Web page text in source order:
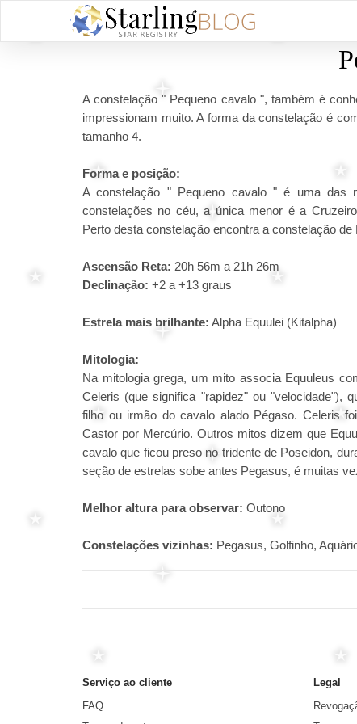
A constelação " Pequeno cavalo ", também é
impressionam muito. A forma da constelação é
tamanho 4.
Forma e posição:
A constelação " Pequeno cavalo " é uma das
constelações no céu, a única menor é a
Perto desta constelação encontra a constelação de
Ascensão Reta: 20h 56m a 21h 26m
Declinação: +2 a +13 graus
Estrela mais brilhante: Alpha Equulei (Kitalpha)
Mitologia:
Na mitologia grega, um mito associa Equuleus
Celeris (que significa "rapidez" ou "velocidade"),
filho ou irmão do cavalo alado Pégaso. Celeris
Castor por Mercúrio. Outros mitos dizem que
cavalo que ficou preso no tridente de Poseidon,
seção de estrelas sobe antes Pegasus, é muitas
Melhor altura para observar: Outono
Constelações vizinhas: Pegasus, Golfinho,
Serviço ao cliente
FAQ
Legal